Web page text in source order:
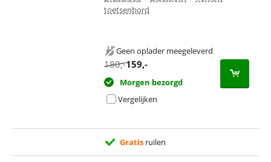
toetsenbord
Geen oplader meegeleverd
180,-159,-
Morgen bezorgd
Vergelijken
Gratis ruilen